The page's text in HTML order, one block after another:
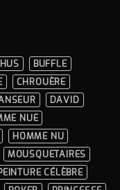
BUFFLE
CHROUÈRE
DAVID
NUE
HOMME NU
MOUSQUETAIRES
CÉLÈBRE